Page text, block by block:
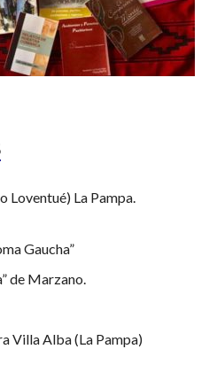
Loventué) La Pampa.
Gaucha”
de Marzano.
Villa Alba (La Pampa)